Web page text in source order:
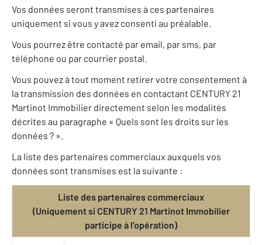
Vos données seront transmises à ces partenaires
uniquement si vous y avez consenti au préalable.
Vous pourrez être contacté par email, par sms, par
téléphone ou par courrier postal.
Vous pouvez à tout moment retirer votre consentement à
la transmission des données en contactant CENTURY 21
Martinot Immobilier directement selon les modalités
décrites au paragraphe « Quels sont les droits sur les
données ? ».
La liste des partenaires commerciaux auxquels vos
données sont transmises est la suivante :
Liste des partenaires commerciaux
(Uniquement si CENTURY 21 Martinot Immobilier
participe à l’opération)